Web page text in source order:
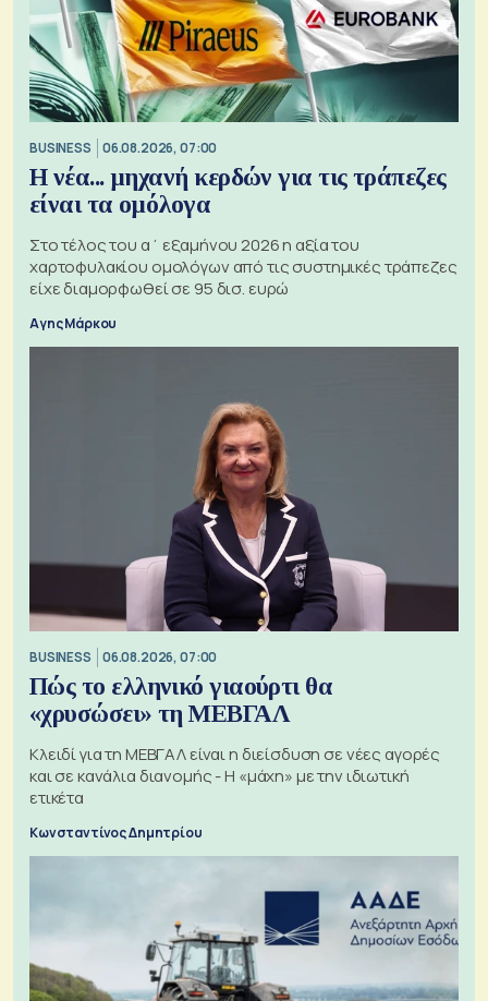
BUSINESS 06.08.2026, 07:00
Η νέα... μηχανή κερδών για τις τράπεζες
είναι τα ομόλογα
Στο τέλος του α΄ εξαμήνου 2026 η αξία του
χαρτοφυλακίου ομολόγων από τις συστημικές τράπεζες
είχε διαμορφωθεί σε 95 δισ. ευρώ
Αγης Μάρκου
BUSINESS 06.08.2026, 07:00
Πώς το ελληνικό γιαούρτι θα
«χρυσώσει» τη ΜΕΒΓΑΛ
Κλειδί για τη ΜΕΒΓΑΛ είναι η διείσδυση σε νέες αγορές
και σε κανάλια διανομής - Η «μάχη» με την ιδιωτική
ετικέτα
Κωνσταντίνος Δημητρίου